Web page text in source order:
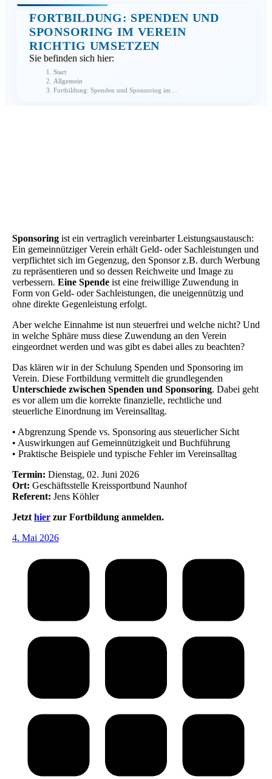
FORTBILDUNG: SPENDEN UND
SPONSORING IM VEREIN
RICHTIG UMSETZEN
Sie befinden sich hier:
Start
Allgemein
Fortbildung: Spenden und Sponsoring im…
Sponsoring ist ein vertraglich vereinbarter Leistungsaustausch:
Ein gemeinnütziger Verein erhält Geld- oder Sachleistungen und
verpflichtet sich im Gegenzug, den Sponsor z.B. durch Werbung
zu repräsentieren und so dessen Reichweite und Image zu
verbessern. Eine Spende ist eine freiwillige Zuwendung in
Form von Geld- oder Sachleistungen, die uneigennützig und
ohne direkte Gegenleistung erfolgt.
Aber welche Einnahme ist nun steuerfrei und welche nicht? Und
in welche Sphäre muss diese Zuwendung an den Verein
eingeordnet werden und was gibt es dabei alles zu beachten?
Das klären wir in der Schulung Spenden und Sponsoring im
Verein. Diese Fortbildung vermittelt die grundlegenden
Unterschiede zwischen Spenden und Sponsoring. Dabei geht
es vor allem um die korrekte finanzielle, rechtliche und
steuerliche Einordnung im Vereinsalltag.
• Abgrenzung Spende vs. Sponsoring aus steuerlicher Sicht
• Auswirkungen auf Gemeinnützigkeit und Buchführung
• Praktische Beispiele und typische Fehler im Vereinsalltag
Termin: Dienstag, 02. Juni 2026
Ort: Geschäftsstelle Kreissportbund Naunhof
Referent: Jens Köhler
Jetzt hier zur Fortbildung anmelden.
4. Mai 2026